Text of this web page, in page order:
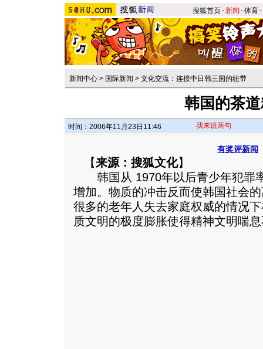
搜狐首页-新闻 -体育-
新闻中心 > 国际新闻 > 文化交流：连接中日韩三国的纽带
韩国的茶
时间：2006年11月23日11:46 我来说两句
有奖评新闻
【来源：搜狐文化】
韩国从 1970年以后青少年犯罪
增加。物质的冲击反而使韩国社会
很多的老年人失去家庭权威的情况
质文明的极度膨胀使得精神文明喘